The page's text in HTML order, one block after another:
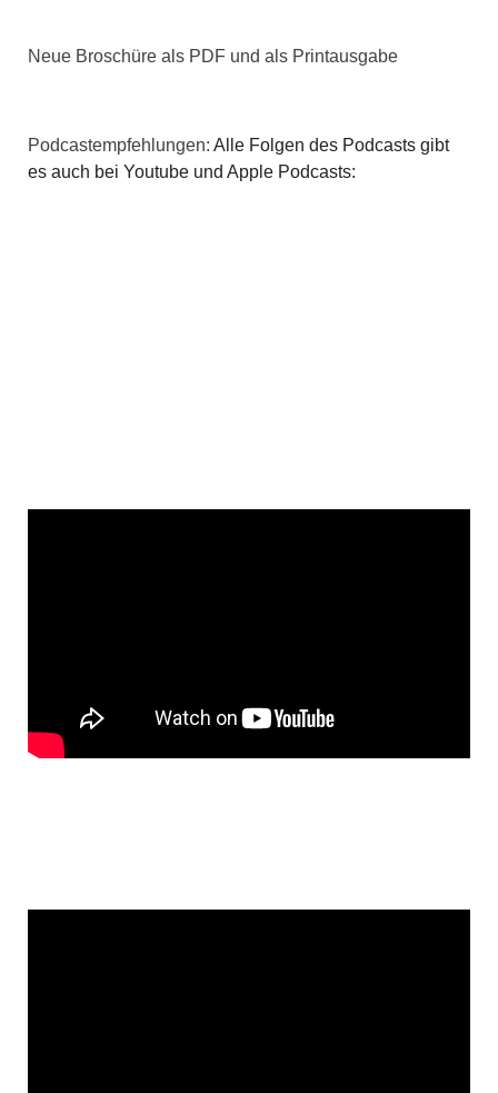
i
a
Neue Broschüre als PDF und als Printausgabe
Podcastempfehlungen: Alle Folgen des Podcasts gibt
es auch bei Youtube und Apple Podcasts: